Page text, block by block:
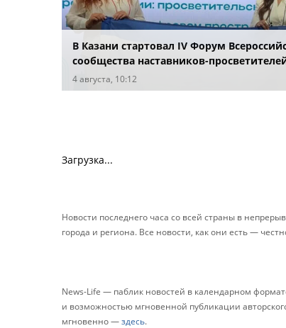
В Казани стартовал IV Форум
сообщества наставников-
4 августа, 10:12
Загрузка...
Новости последнего часа со всей страны в
города и региона. Все новости, как они есть —
News-Life — паблик новостей в календарном
и возможностью мгновенной публикации
мгновенно —здесь.